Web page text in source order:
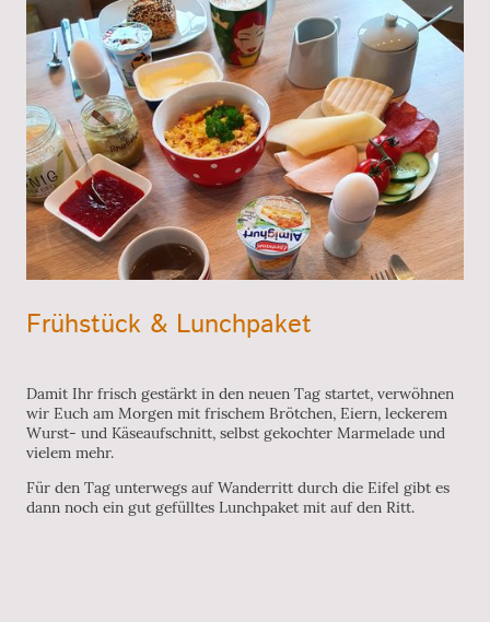
Frühstück & Lunchpaket
Damit Ihr frisch gestärkt in den neuen Tag startet, verwöhnen
wir Euch am Morgen mit frischem Brötchen, Eiern, leckerem
Wurst- und Käseaufschnitt, selbst gekochter Marmelade und
vielem mehr.
Für den Tag unterwegs auf Wanderritt durch die Eifel gibt es
dann noch ein gut gefülltes Lunchpaket mit auf den Ritt.